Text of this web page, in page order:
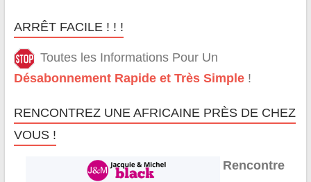
ARRÊT FACILE ! ! !
Toutes les Informations Pour Un
Désabonnement Rapide et Très Simple!
RENCONTREZ UNE AFRICAINE PRÈS DE CHEZ
VOUS !
Rencontre